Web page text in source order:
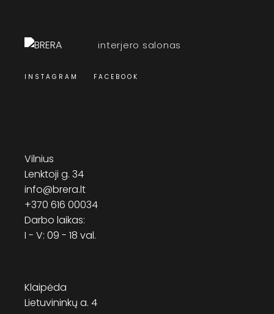
interjero salonas
INSTAGRAM FACEBOOK
Vilnius
Lenktoji g. 34
info@brera.lt
+370 616 00034
Darbo laikas:
I - V: 09 - 18 val.
Klaipėda
Lietuvininkų a. 4